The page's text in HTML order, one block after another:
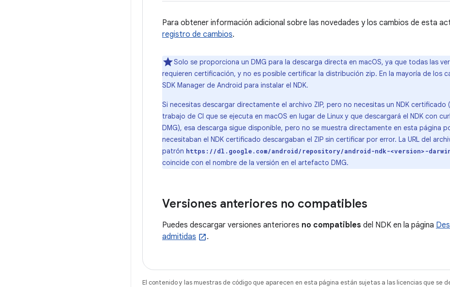
Para obtener información adicional sobre las novedades y los cambios de esta
registro de cambios.
Solo se proporciona un DMG para la descarga directa en macOS, ya que todas las
requieren certificación, y no es posible certificar la distribución zip. En la mayoría de los
SDK Manager de Android para instalar el NDK.
Si necesitas descargar directamente el archivo ZIP, pero no necesitas un NDK certificado
trabajo de CI que se ejecuta en macOS en lugar de Linux y que descargará el NDK con
DMG), esa descarga sigue disponible, pero no se muestra directamente en esta página
necesitaban el NDK certificado descargaban el ZIP sin certificar por error. La URL del
patrón https://dl.google.com/android/repository/android-ndk-<version>-
coincide con el nombre de la versión en el artefacto DMG.
Versiones anteriores no compatibles
Puedes descargar versiones anteriores no compatibles del NDK en la página
admitidas
.
El contenido y las muestras de código que aparecen en esta página están sujetas a las licencias que se